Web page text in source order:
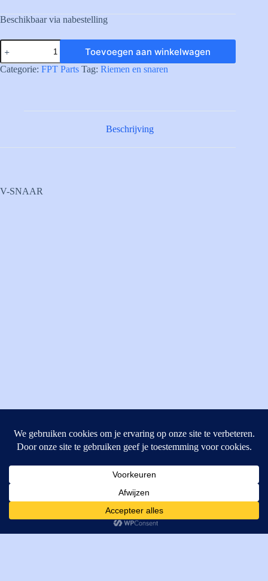
Beschikbaar via nabestelling
5802708898
V-
BELT
aantal
Toevoegen aan winkelwagen
Categorie: FPT Parts Tag: Riemen en snaren
Beschrijving
V-SNAAR
4462GE, Goes
T: +31 (0) 111-484438
M:parts@mitechniek.nl
VAT: NL862802295B01
Cookies helpen ons bij het leveren van onze diensten. Door
gebruik te maken van onze diensten, gaat u akkoord met ons
gebruik van cookies.